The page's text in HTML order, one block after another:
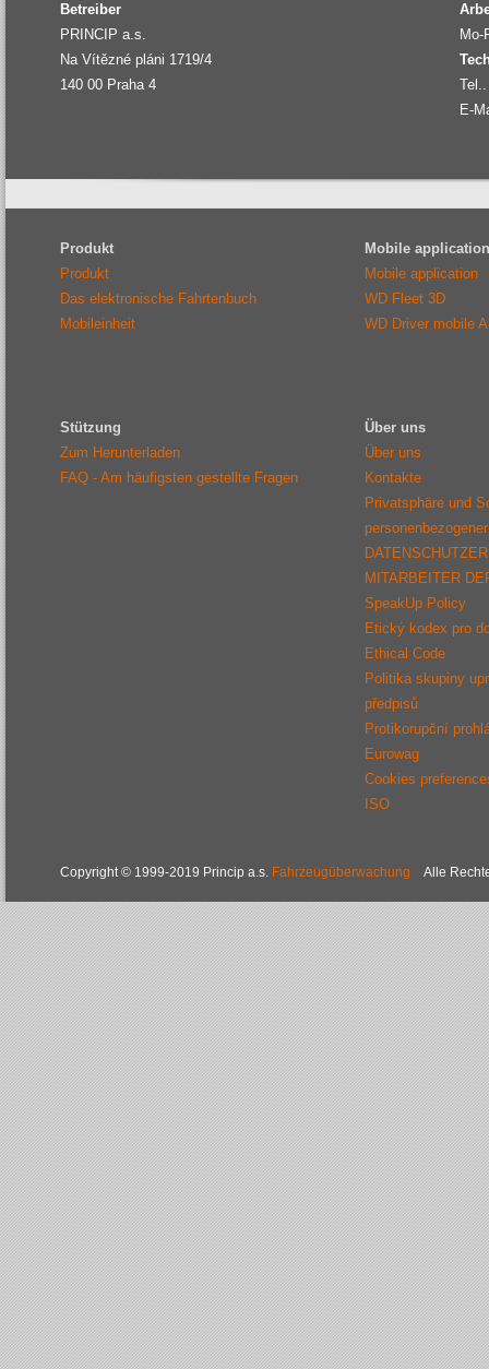
Betreiber
PRINCIP a.s.
Na Vítězné pláni 1719/4
140 00 Praha 4
Mo-
Tel..
E-
Produkt
Produkt
Das elektronische Fahrtenbuch
Mobileinheit
Mobile application
Mobile application
WD Fleet 3D
WD Driver mobile
Stützung
Zum Herunterladen
FAQ - Am häufigsten gestellte Fragen
Über uns
Über uns
Kontakte
Privatsphäre und
MITARBEITER
SpeakUp Policy
Etický kodex pro
Ethical Code
Politika skupiny
předpisů
Protikorupční
Eurowag
Cookies
ISO
Copyright © 1999-2019 Princip a.s. Fahrzeugüberwachung Alle